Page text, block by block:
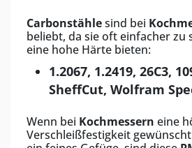
Carbonstählesind bei
beliebt, da sie oft einfacher zu
eine hohe Härte bieten:
1.2067, 1.2419, 26C3,
SheffCut, Wolfram
Wenn bei Kochmessern eine
Verschleißfestigkeit